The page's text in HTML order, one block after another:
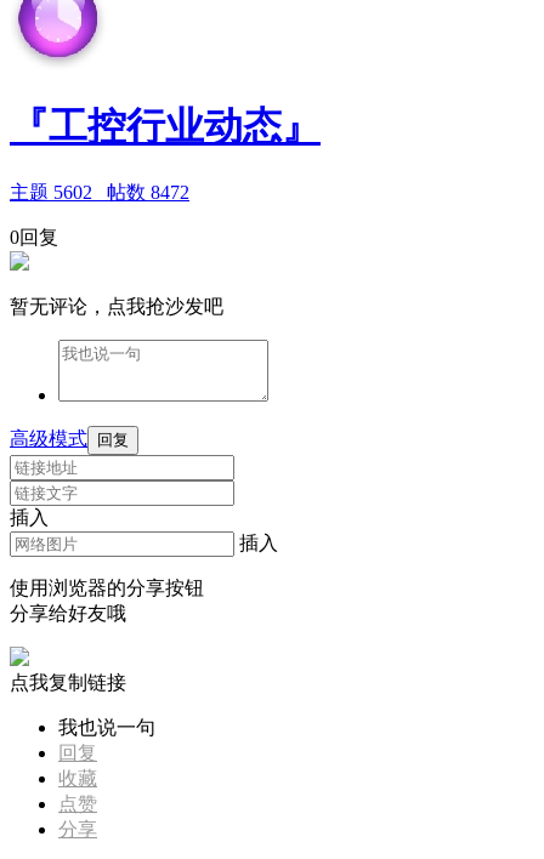
『工控行业动态』
主题 5602 帖数 8472
0回复
暂无评论，点我抢沙发吧
高级模式 回复
插入
插入
使用浏览器的分享按钮
分享给好友哦
点我复制链接
我也说一句
回复
收藏
点赞
分享